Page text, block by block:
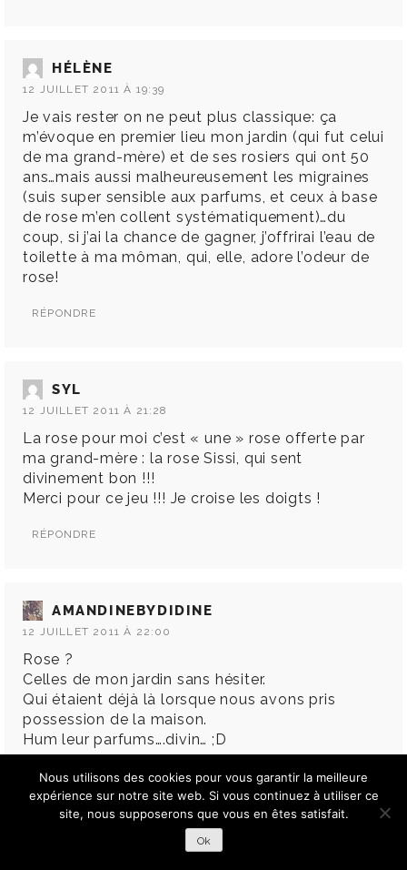
HÉLÈNE
12 JUILLET 2011 À 19:39
Je vais rester on ne peut plus classique: ça
m’évoque en premier lieu mon jardin (qui fut celui
de ma grand-mère) et de ses rosiers qui ont 50
ans…mais aussi malheureusement les migraines
(suis super sensible aux parfums, et ceux à base
de rose m’en collent systématiquement)…du
coup, si j’ai la chance de gagner, j’offrirai l’eau de
toilette à ma môman, qui, elle, adore l’odeur de
rose!
RÉPONDRE
SYL
12 JUILLET 2011 À 21:28
La rose pour moi c’est « une » rose offerte par
ma grand-mère : la rose Sissi, qui sent
divinement bon !!!
Merci pour ce jeu !!! Je croise les doigts !
RÉPONDRE
AMANDINEBYDIDINE
12 JUILLET 2011 À 22:00
Rose ?
Celles de mon jardin sans hésiter.
Qui étaient déjà là lorsque nous avons pris
possession de la maison.
Hum leur parfums….divin… ;D
( la Durance j’adore et l’usine est a 10 min de
chez moi, j’aime bcp tout ce qu’ils font )
Nous utilisons des cookies pour vous garantir la meilleure
expérience sur notre site web. Si vous continuez à utiliser ce
site, nous supposerons que vous en êtes satisfait.
Ok